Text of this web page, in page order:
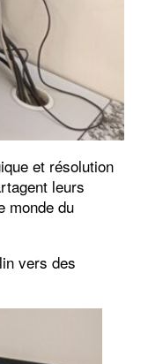
et résolution
leurs
monde du
vers des